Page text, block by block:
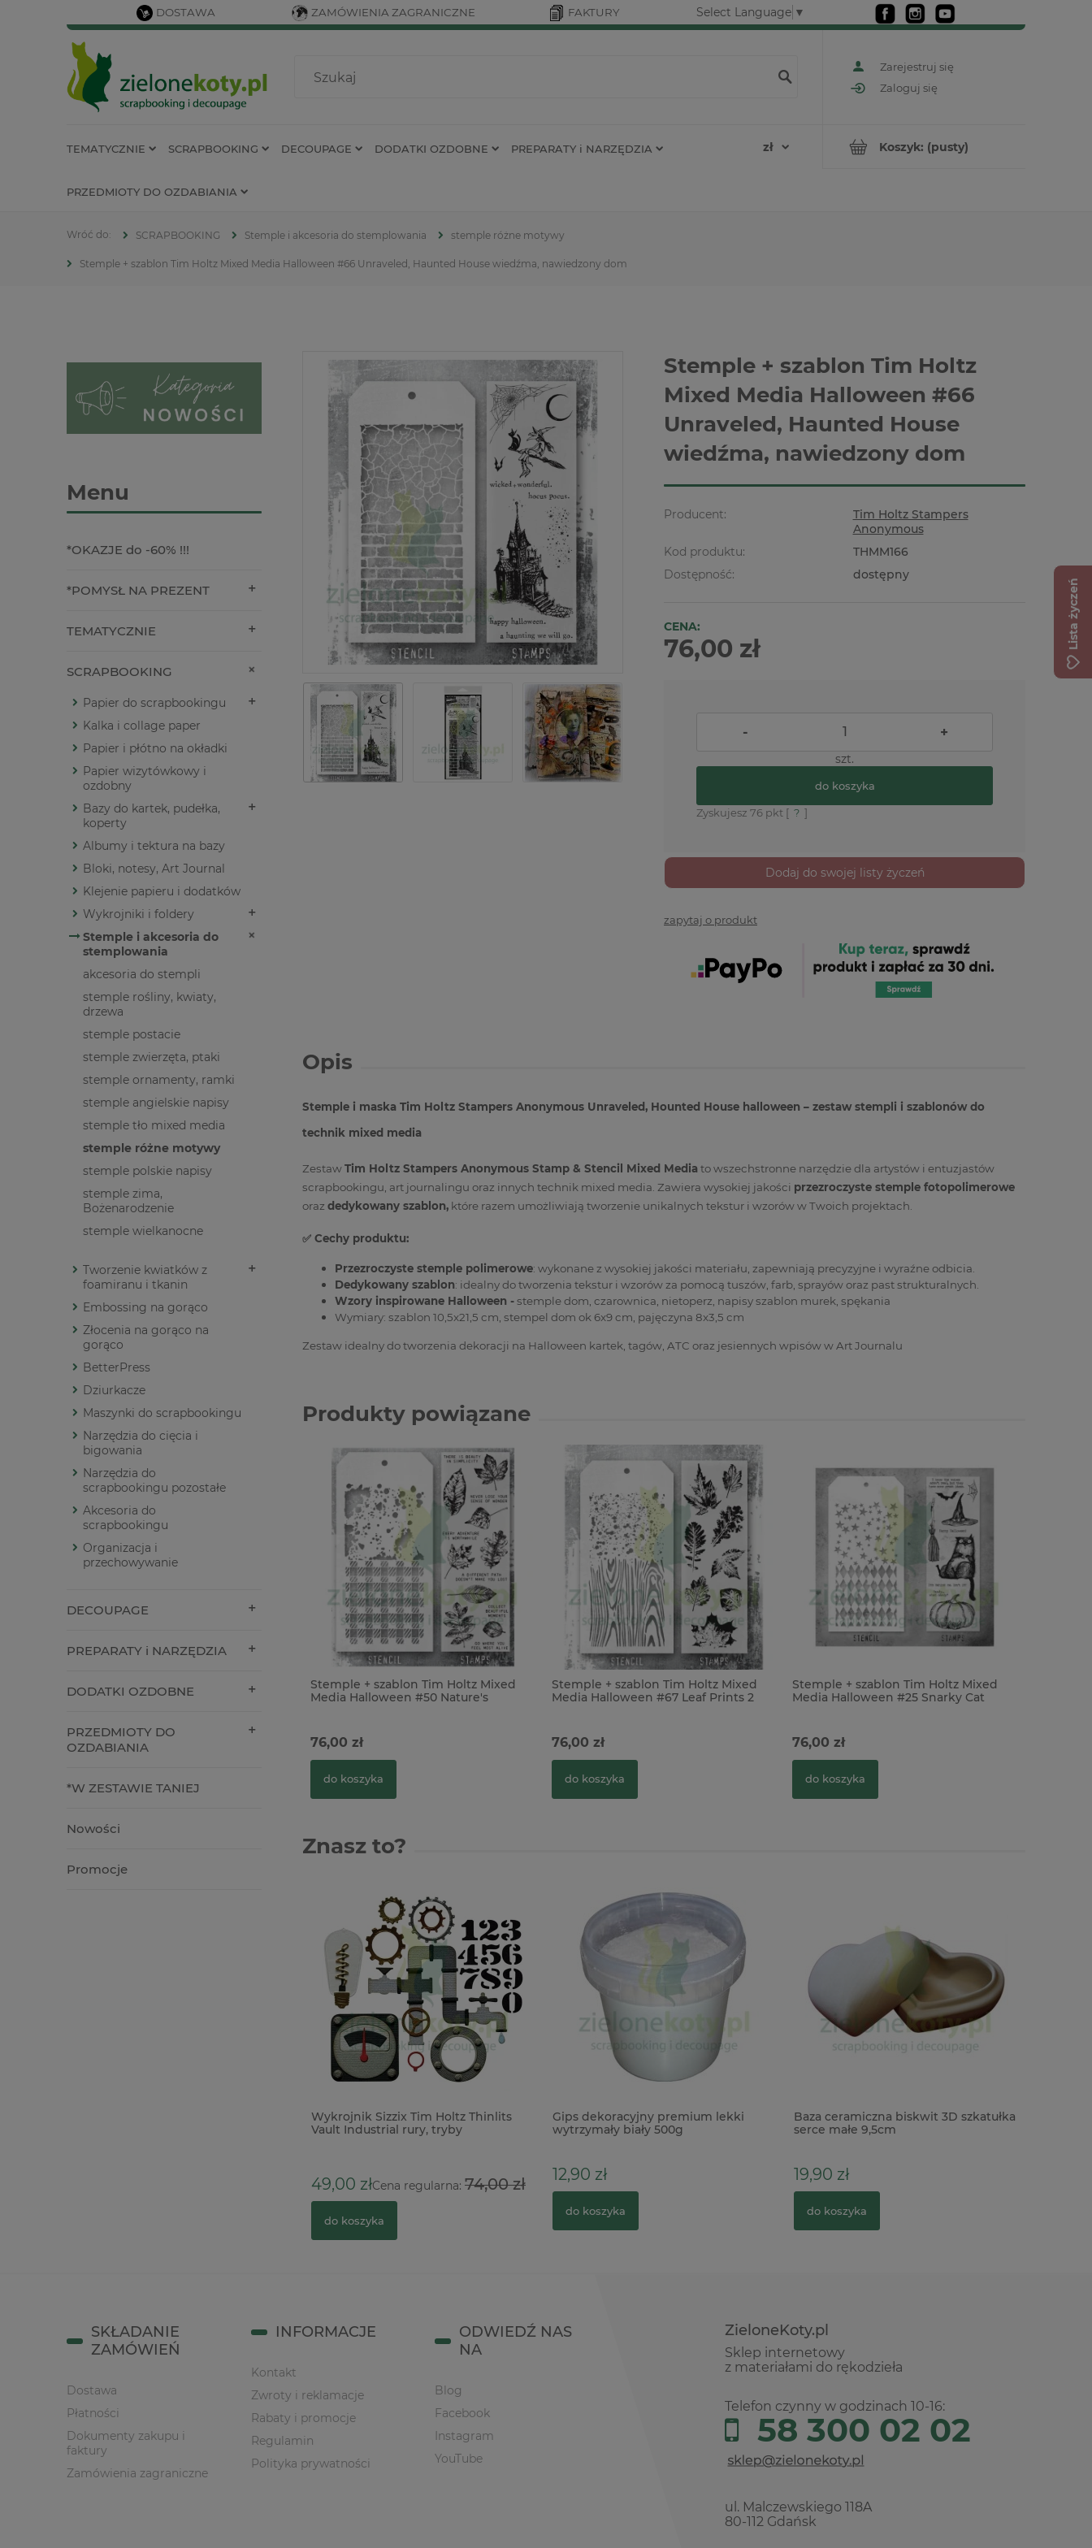
DOSTAWA ZAMÓWIENIA ZAGRANICZNE FAKTURY Select Language ▼
Zarejestruj się
Zaloguj się
Koszyk: (pusty)
TEMATYCZNIE SCRAPBOOKING DECOUPAGE DODATKI OZDOBNE PREPARATY i NARZĘDZIA
PRZEDMIOTY DO OZDABIANIA
SCRAPBOOKING Stemple i akcesoria do stemplowania stemple różne motywy
Stemple + szablon Tim Holtz Mixed Media Halloween #66 Unraveled, Haunted House wiedźma, nawiedzony dom
Menu
*OKAZJE do -60% !!!
*POMYSŁ NA PREZENT
TEMATYCZNIE
SCRAPBOOKING
Papier do scrapbookingu
Kalka i collage paper
Papier i płótno na okładki
Papier wizytówkowy i
ozdobny
Bazy do kartek, pudełka,
koperty
Albumy i tektura na bazy
Bloki, notesy, Art Journal
Klejenie papieru i dodatków
Wykrojniki i foldery
Stemple i akcesoria do
stemplowania
akcesoria do stempli
stemple rośliny, kwiaty,
drzewa
stemple postacie
stemple zwierzęta, ptaki
stemple ornamenty, ramki
stemple angielskie napisy
stemple tło mixed media
stemple różne motywy
stemple polskie napisy
stemple zima,
Bożenarodzenie
stemple wielkanocne
Tworzenie kwiatków z
foamiranu i tkanin
Embossing na gorąco
Złocenia na gorąco na
gorąco
BetterPress
Dziurkacze
Maszynki do scrapbookingu
Narzędzia do cięcia i
bigowania
Narzędzia do
scrapbookingu pozostałe
Akcesoria do
scrapbookingu
Organizacja i
przechowywanie
DECOUPAGE
PREPARATY i NARZĘDZIA
DODATKI OZDOBNE
PRZEDMIOTY DO
OZDABIANIA
*W ZESTAWIE TANIEJ
Nowości
Promocje
Stemple + szablon Tim Holtz
Mixed Media Halloween #66
Unraveled, Haunted House
wiedźma, nawiedzony dom
Producent:
Tim Holtz Stampers
Anonymous
Kod produktu:
THMM166
Dostępność:
dostępny
CENA:
76,00 zł
- +
szt.
do koszyka
Zyskujesz 76 pkt [ ? ]
Dodaj do swojej listy życzeń
zapytaj o produkt
Opis
Stemple i maska Tim Holtz Stampers Anonymous Unraveled, Hounted House halloween – zestaw stempli i szablonów do
technik mixed media
ZestawTim Holtz Stampers Anonymous Stamp & Stencil Mixed Media to wszechstronne narzędzie dla artystów i entuzjastów
scrapbookingu, art journalingu oraz innych technik mixed media. Zawiera wysokiej jakości przezroczyste stemple fotopolimerowe
oraz dedykowany szablon, które razem umożliwiają tworzenie unikalnych tekstur i wzorów w Twoich projektach.
✅ Cechy produktu:
Przezroczyste stemple polimerowe: wykonane z wysokiej jakości materiału, zapewniają precyzyjne i wyraźne odbicia.
Dedykowany szablon: idealny do tworzenia tekstur i wzorów za pomocą tuszów, farb, sprayów oraz past strukturalnych.
Wzory inspirowane Halloween - stemple dom, czarownica, nietoperz, napisy szablon murek, spękania
Wymiary: szablon 10,5x21,5 cm, stempel dom ok 6x9 cm, pajęczyna 8x3,5 cm
Zestaw idealny do tworzenia dekoracji na Halloween kartek, tagów, ATC oraz jesiennych wpisów w Art Journalu
Produkty powiązane
Stemple + szablon Tim Holtz Mixed
Media Halloween #50 Nature's
76,00 zł
do koszyka
Stemple + szablon Tim Holtz Mixed
Media Halloween #67 Leaf Prints 2
76,00 zł
do koszyka
Stemple + szablon Tim Holtz Mixed
Media Halloween #25 Snarky Cat
76,00 zł
do koszyka
Znasz to?
Wykrojnik Sizzix Tim Holtz Thinlits
Vault Industrial rury, tryby
49,00 złCena regularna: 74,00 zł
do koszyka
Gips dekoracyjny premium lekki
wytrzymały biały 500g
12,90 zł
do koszyka
Baza ceramiczna biskwit 3D szkatułka
serce małe 9,5cm
19,90 zł
do koszyka
ZieloneKoty.pl
Sklep internetowy
z materiałami do rękodzieła
Telefon czynny w godzinach 10-16:
58 300 02 02
ul. Malczewskiego 118A
80-112 Gdańsk
SKŁADANIE
ZAMÓWIEŃ
Dostawa
Płatności
Dokumenty zakupu i
faktury
Zamówienia zagraniczne
INFORMACJE
Kontakt
Zwroty i reklamacje
Rabaty i promocje
Regulamin
Polityka prywatności
ODWIEDŹ NAS
NA
Blog
Facebook
Instagram
YouTube
Lista życzeń